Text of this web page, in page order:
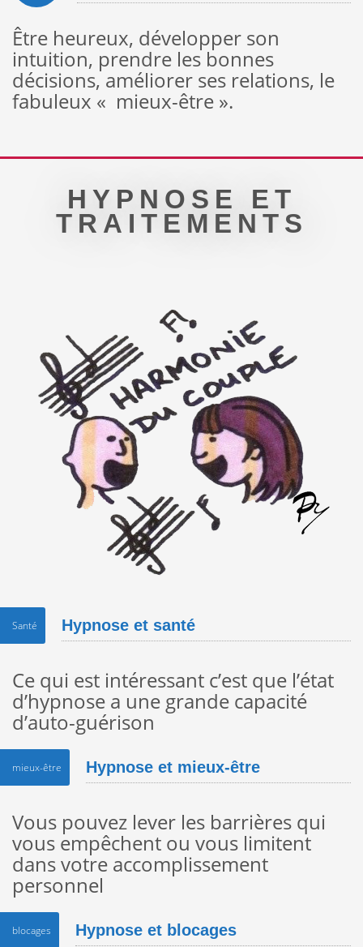
Être heureux, développer son
intuition, prendre les bonnes
décisions, améliorer ses relations, le
fabuleux « mieux-être ».
HYPNOSE ET
TRAITEMENTS
Santé Hypnose et santé
Ce qui est intéressant c’est que l’état
d’hypnose a une grande capacité
d’auto-guérison
mieux-être Hypnose et mieux-être
Vous pouvez lever les barrières qui
vous empêchent ou vous limitent
dans votre accomplissement
personnel
blocages Hypnose et blocages